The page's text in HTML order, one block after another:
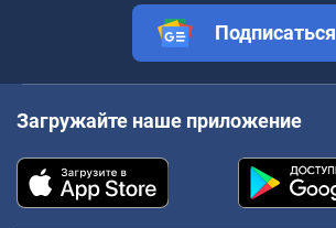
Подписаться
Загружайте наше приложение